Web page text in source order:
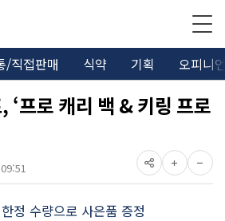
/직접판매 식약 기획 오피니
‘프로 캐리 백 & 키링 프로
정 수량으로 사은품 증정